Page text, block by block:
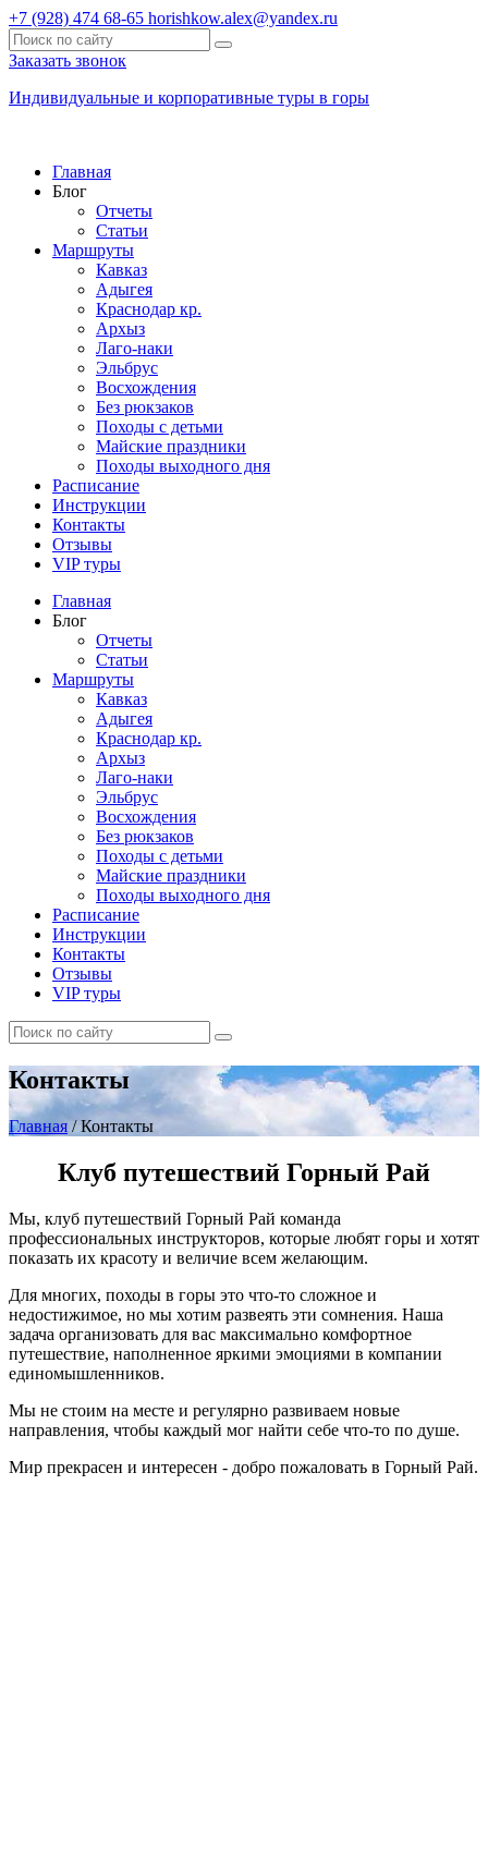
+7 (928) 474 68-65 horishkow.alex@yandex.ru
Заказать звонок
Индивидуальные и корпоративные туры в горы
Главная
Блог
Отчеты
Статьи
Маршруты
Кавказ
Адыгея
Краснодар кр.
Архыз
Лаго-наки
Эльбрус
Восхождения
Без рюкзаков
Походы с детьми
Майские праздники
Походы выходного дня
Расписание
Инструкции
Контакты
Отзывы
VIP туры
Главная
Блог
Отчеты
Статьи
Маршруты
Кавказ
Адыгея
Краснодар кр.
Архыз
Лаго-наки
Эльбрус
Восхождения
Без рюкзаков
Походы с детьми
Майские праздники
Походы выходного дня
Расписание
Инструкции
Контакты
Отзывы
VIP туры
Контакты
Главная/Контакты
Клуб путешествий Горный Рай
Мы, клуб путешествий Горный Рай команда
профессиональных инструкторов, которые любят горы и хотят
показать их красоту и величие всем желающим.
Для многих, походы в горы это что-то сложное и
недостижимое, но мы хотим развеять эти сомнения. Наша
задача организовать для вас максимально комфортное
путешествие, наполненное яркими эмоциями в компании
единомышленников.
Мы не стоим на месте и регулярно развиваем новые
направления, чтобы каждый мог найти себе что-то по душе.
Мир прекрасен и интересен - добро пожаловать в Горный Рай.